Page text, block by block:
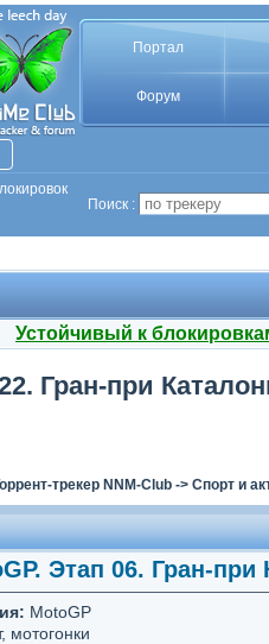
Портал
Форум
Поиск :
Устойчивый к
Гран-при
трекер NNM-Club -> Спорт и
Этап 06. Гран-при
MotoGP
мотогонки